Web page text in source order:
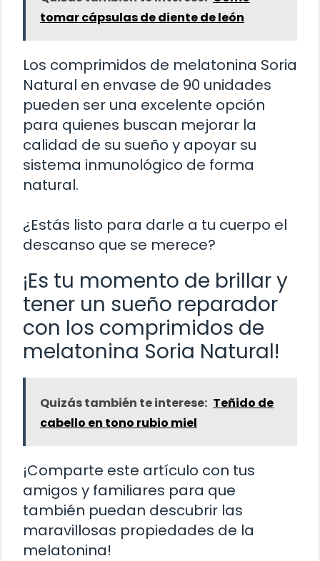
tomar cápsulas de diente de león
Los comprimidos de melatonina Soria
Natural en envase de 90 unidades
pueden ser una excelente opción
para quienes buscan mejorar la
calidad de su sueño y apoyar su
sistema inmunológico de forma
natural.
¿Estás listo para darle a tu cuerpo el
descanso que se merece?
¡Es tu momento de brillar y
tener un sueño reparador
con los comprimidos de
melatonina Soria Natural!
Quizás también te interese: Teñido de
cabello en tono rubio miel
¡Comparte este artículo con tus
amigos y familiares para que
también puedan descubrir las
maravillosas propiedades de la
melatonina!